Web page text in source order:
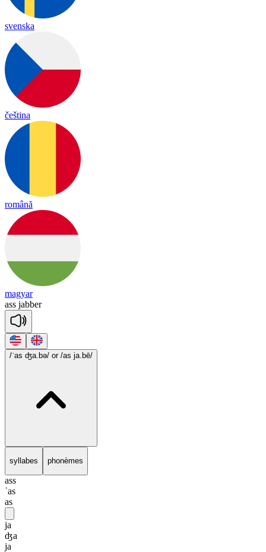
svenska
čeština
română
magyar
ass jabber
/ˈas ʤa.bə/ or /as ja.bē/
syllabes phonèmes
ass
ˈas
as
ja
ʤa
ja